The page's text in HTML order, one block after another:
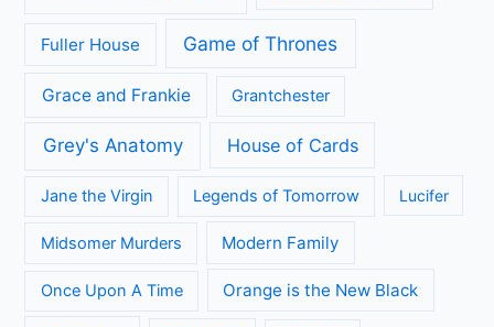
Fuller House Game of Thrones
Grace and Frankie Grantchester
Grey's Anatomy House of Cards
Jane the Virgin Legends of Tomorrow Lucifer
Midsomer Murders Modern Family
Once Upon A Time Orange is the New Black